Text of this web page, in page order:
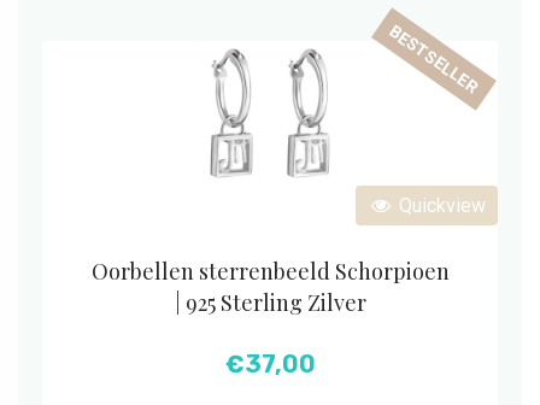
Quickview
BESTSELLER
Oorbellen sterrenbeeld Schorpioen
| 925 Sterling Zilver
€37,00